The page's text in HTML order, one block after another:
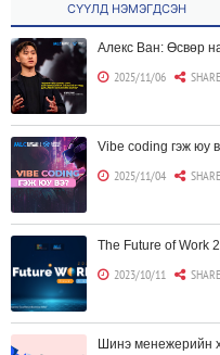
СҮҮЛД НЭМЭГДСЭН
Алекс Ван: Өсвөр
2025/11/06 SHARE
Vibe coding гэж юу
2025/11/04 SHARE
The Future of Work
2023/10/11 SHARE
Шинэ менежерийн